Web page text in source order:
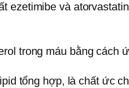
ezetimibe và
trong máu bằng cách
tổng hợp, là chất ức